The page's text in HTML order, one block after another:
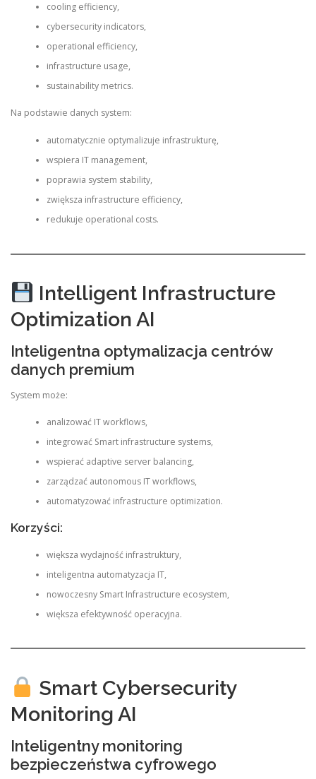
cooling efficiency,
cybersecurity indicators,
operational efficiency,
infrastructure usage,
sustainability metrics.
Na podstawie danych system:
automatycznie optymalizuje infrastrukturę,
wspiera IT management,
poprawia system stability,
zwiększa infrastructure efficiency,
redukuje operational costs.
Intelligent Infrastructure
Optimization AI
Inteligentna optymalizacja centrów
danych premium
System może:
analizować IT workflows,
integrować Smart infrastructure systems,
wspierać adaptive server balancing,
zarządzać autonomous IT workflows,
automatyzować infrastructure optimization.
Korzyści:
większa wydajność infrastruktury,
inteligentna automatyzacja IT,
nowoczesny Smart Infrastructure ecosystem,
większa efektywność operacyjna.
Smart Cybersecurity
Monitoring AI
Inteligentny monitoring
bezpieczeństwa cyfrowego